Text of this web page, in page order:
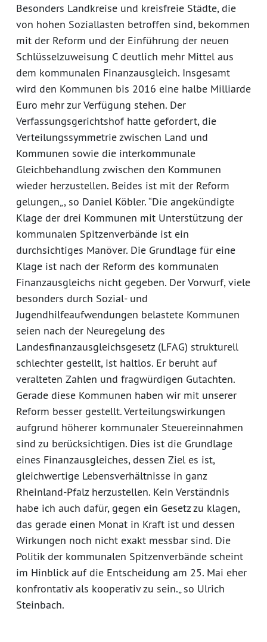
Besonders Landkreise und kreisfreie Städte, die
von hohen Soziallasten betroffen sind, bekommen
mit der Reform und der Einführung der neuen
Schlüsselzuweisung C deutlich mehr Mittel aus
dem kommunalen Finanzausgleich. Insgesamt
wird den Kommunen bis 2016 eine halbe Milliarde
Euro mehr zur Verfügung stehen. Der
Verfassungsgerichtshof hatte gefordert, die
Verteilungssymmetrie zwischen Land und
Kommunen sowie die interkommunale
Gleichbehandlung zwischen den Kommunen
wieder herzustellen. Beides ist mit der Reform
gelungen„, so Daniel Köbler. “Die angekündigte
Klage der drei Kommunen mit Unterstützung der
kommunalen Spitzenverbände ist ein
durchsichtiges Manöver. Die Grundlage für eine
Klage ist nach der Reform des kommunalen
Finanzausgleichs nicht gegeben. Der Vorwurf, viele
besonders durch Sozial- und
Jugendhilfeaufwendungen belastete Kommunen
seien nach der Neuregelung des
Landesfinanzausgleichsgesetz (LFAG) strukturell
schlechter gestellt, ist haltlos. Er beruht auf
veralteten Zahlen und fragwürdigen Gutachten.
Gerade diese Kommunen haben wir mit unserer
Reform besser gestellt. Verteilungswirkungen
aufgrund höherer kommunaler Steuereinnahmen
sind zu berücksichtigen. Dies ist die Grundlage
eines Finanzausgleiches, dessen Ziel es ist,
gleichwertige Lebensverhältnisse in ganz
Rheinland-Pfalz herzustellen. Kein Verständnis
habe ich auch dafür, gegen ein Gesetz zu klagen,
das gerade einen Monat in Kraft ist und dessen
Wirkungen noch nicht exakt messbar sind. Die
Politik der kommunalen Spitzenverbände scheint
im Hinblick auf die Entscheidung am 25. Mai eher
konfrontativ als kooperativ zu sein.„ so Ulrich
Steinbach.